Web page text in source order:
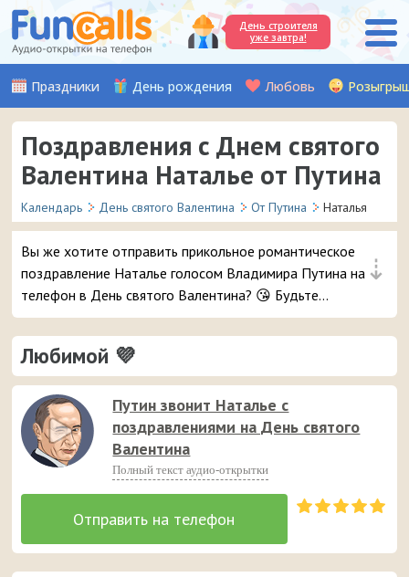
День строителя
уже завтра!
Праздники День рождения Любовь
Поздравления с Днем святого
Валентина Наталье от Путина
Календарь День святого Валентина От Путина Наталья
⇣
Вы же хотите отправить прикольное романтическое
поздравление Наталье голосом Владимира Путина на
телефон в День святого Валентина? 😘 Будьте
уверены, ей точно понравится – и неожиданный
звонок и такое весёлое аудио признание ❤ 👏
Любимой 💜
Путин звонит Наталье с
поздравлениями на День святого
Валентина
Полный текст аудио-открытки